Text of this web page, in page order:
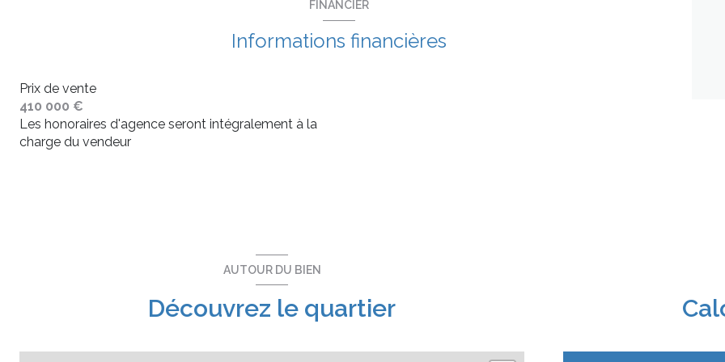
FINANCIER
Informations financières
Prix de vente
410 000 €
Les honoraires d'agence seront intégralement à la
charge du vendeur
AUTOUR DU BIEN
Découvrez le quartier